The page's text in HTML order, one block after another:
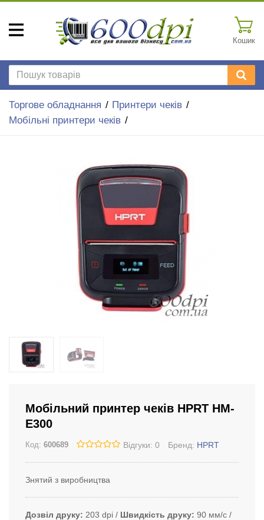
Кошик
Торгове обладнання
Принтери чеків
Мобільні принтери чеків
Мобільний принтер чеків HPRT HM-
E300
Код: 600689 Відгуки: 0 Бренд: HPRT
Знятий з виробництва
Дозвіл друку 203 dpi Швидкість друку 90 мм/с